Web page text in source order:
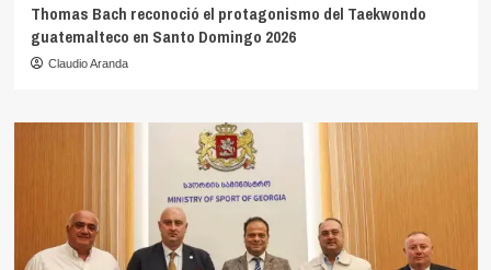
Thomas Bach reconoció el protagonismo del Taekwondo
guatemalteco en Santo Domingo 2026
Claudio Aranda